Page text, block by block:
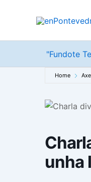
"Fundote
Home
unha